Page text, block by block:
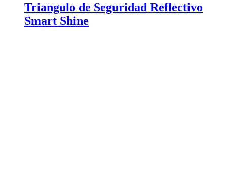
Triangulo de Seguridad Reflectivo
Smart Shine